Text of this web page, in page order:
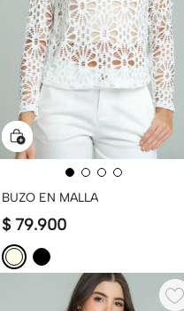
BUZO EN MALLA
$ 79.900